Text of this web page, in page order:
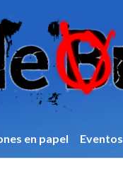
en papel Eventos